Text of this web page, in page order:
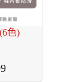
色)